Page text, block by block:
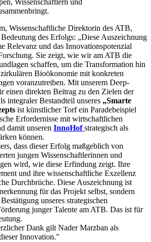
Wissenschaftlern und
Wissenschaftliche Direktorin des ATB,
des Erfolgs: „Diese Auszeichnung
Relevanz und das Innovationspotenzial
Sie zeigt, wie wir am ATB die
schaffen, um die Transformation hin
Bioökonomie mit konkreten
voranzutreiben. Mit unserem Deep-
einen direkten Beitrag zu den Zielen der
integraler Bestandteil unseres „Smarte
ist künstlicher Torf ein Paradebeispiel
Erfordernisse mit wirtschaftlichen
damit unseren InnoHof strategisch als
können.
dass dieser Erfolg maßgeblich von
jungen Wissenschaftlerinnen und
wird, wie diese Erfindung zeigt. Ihre
und ihre wissenschaftliche Exzellenz
Durchbrüche. Diese Auszeichnung ist
für das Projekt selbst, sondern
unseres strategischen
junger Talente am ATB. Das ist für
Dank gilt Nader Marzban als
Innovation."